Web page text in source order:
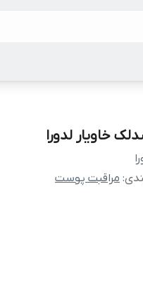
خاویار لدورا
: مراقبت پوست